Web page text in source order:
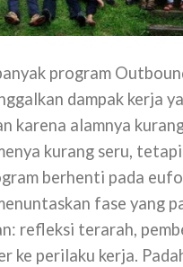
program
dampak kerja
karena alamnya
kurang seru,
berhenti pada
fase yang
refleksi terarah,
ke perilaku kerja.